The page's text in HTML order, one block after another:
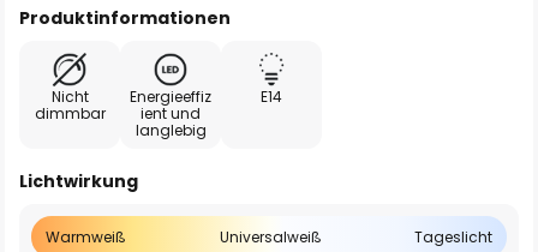
Produktinformationen
Nicht
dimmbar
Energieeffiz
ient und
langlebig
E14
Lichtwirkung
Warmweiß Universalweiß Tageslicht